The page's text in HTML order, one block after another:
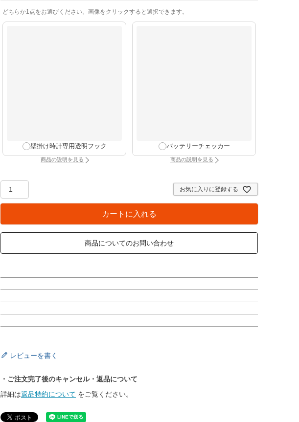
必
どちらか1点をお選びください。画像をクリックすると選択できます。
壁掛け時計専用透明フック
商品の説明を見る：壁掛け時計専用透明フック（別タブで開きます）
バッテリーチェッカー
商品の説明を見る：バッテリーチェッカー（別タブで開きま
お気に入りに登録する
カートに入れる
商品についてのお問い合わせ
レビューを書く
・ご注文完了後のキャンセル・返品について
詳細は返品特約について をご覧ください。